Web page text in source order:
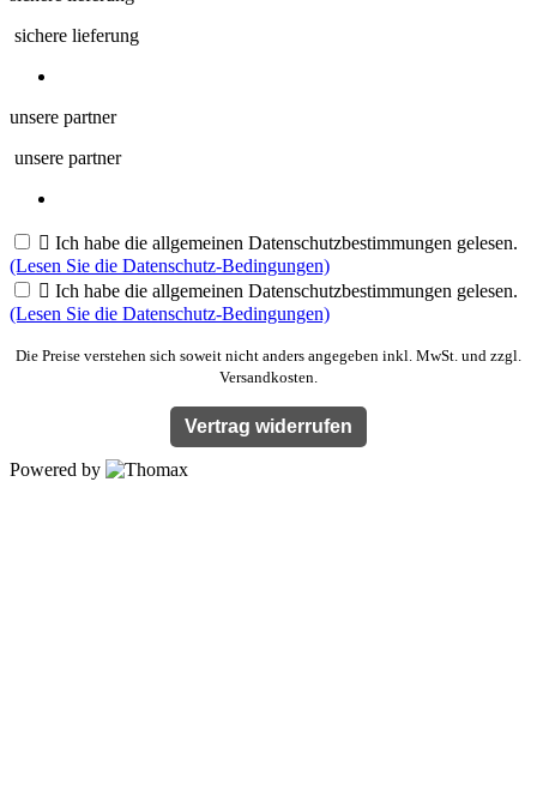
sichere lieferung
unsere partner
unsere partner
 Ich habe die allgemeinen Datenschutzbestimmungen gelesen.
(Lesen Sie die Datenschutz-Bedingungen)
 Ich habe die allgemeinen Datenschutzbestimmungen gelesen.
(Lesen Sie die Datenschutz-Bedingungen)
Die Preise verstehen sich soweit nicht anders angegeben inkl. MwSt. und zzgl.
Versandkosten.
Vertrag widerrufen
Powered by